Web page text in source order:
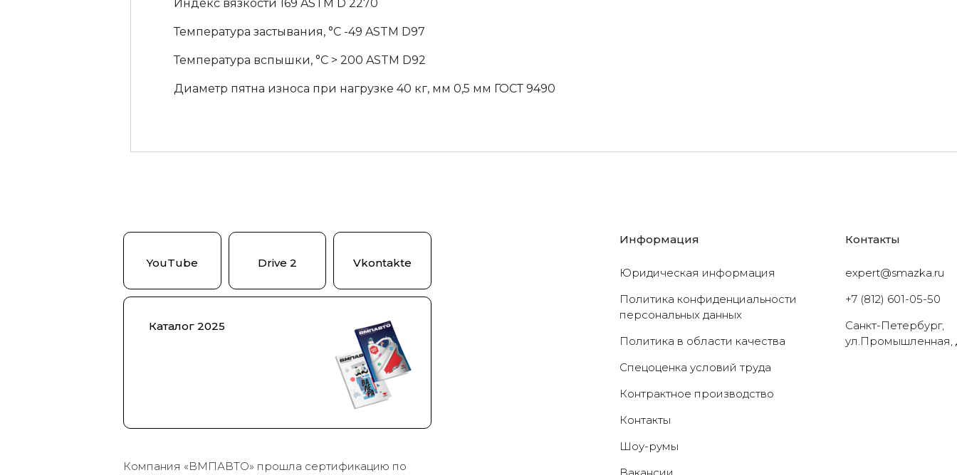
Индекс вязкости 169 ASTM D 2270
Температура застывания, °C -49 ASTM D97
Температура вспышки, °C > 200 ASTM D92
Диаметр пятна износа при нагрузке 40 кг, мм 0,5 мм ГОСТ 9490
YouTube Drive 2 Vkontakte
Каталог 2025
Компания «ВМПАВТО» прошла сертификацию по
Информация
Юридическая информация
Политика конфиденциальности
персональных данных
Политика в области качества
Cпецоценка условий труда
Контрактное производство
Контакты
Шоу-румы
Вакансии
Контакты
expert@smazka.ru
+7 (812) 601-05-50
Санкт-Петербург,
ул.Промышленная,